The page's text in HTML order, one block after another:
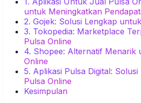
untuk Meningkatkan
2. Gojek: Solusi Lengkap
3. Tokopedia: Marketplace
Pulsa Online
4. Shopee: Alternatif Menarik
Online
5. Aplikasi Pulsa Digital:
Pulsa Online
Kesimpulan